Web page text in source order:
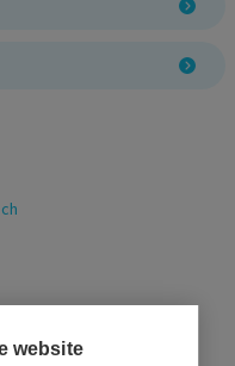
website
en J.M.H. Schoenmakers